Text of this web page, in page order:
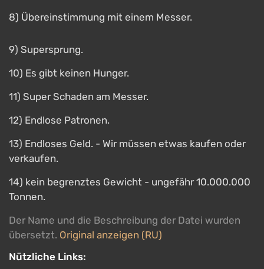
8) Übereinstimmung mit einem Messer.
9) Supersprung.
10) Es gibt keinen Hunger.
11) Super Schaden am Messer.
12) Endlose Patronen.
13) Endloses Geld. - Wir müssen etwas kaufen oder
verkaufen.
14) kein begrenztes Gewicht - ungefähr 10.000.000
Tonnen.
Der Name und die Beschreibung der Datei wurden
übersetzt. Original anzeigen (RU)
Nützliche Links: